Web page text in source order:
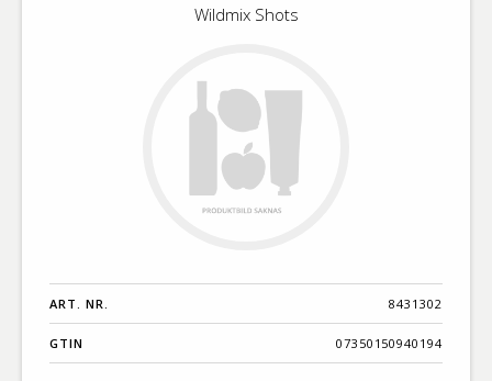
Wildmix Shots
ART. NR. 8431302
GTIN 07350150940194